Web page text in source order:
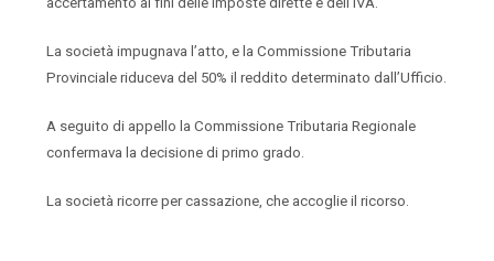
La società impugnava l’atto, e la Commissione Tributaria
Provinciale riduceva del 50% il reddito determinato dall’Ufficio.
A seguito di appello la Commissione Tributaria Regionale
confermava la decisione di primo grado.
La società ricorre per cassazione, che accoglie il ricorso.